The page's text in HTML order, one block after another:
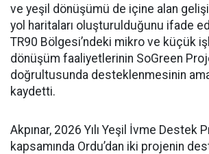
ve yeşil dönüşümü de içine alan
yol haritaları oluşturulduğunu ifade
TR90 Bölgesi’ndeki mikro ve küçük
dönüşüm faaliyetlerinin SoGreen
doğrultusunda desteklenmesinin
kaydetti.
Akpınar, 2026 Yılı Yeşil İvme Destek
kapsamında Ordu’dan iki projenin